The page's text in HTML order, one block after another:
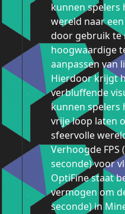
kunnen spelers
wereld naar
door gebruik te
hoogwaardige
aanpassen van
Hierdoor krijgt
verbluffende
kunnen spelers
vrije loop laten
sfeervolle
Verhoogde FPS
seconde) voor
OptiFine staat
vermogen om
seconde) in